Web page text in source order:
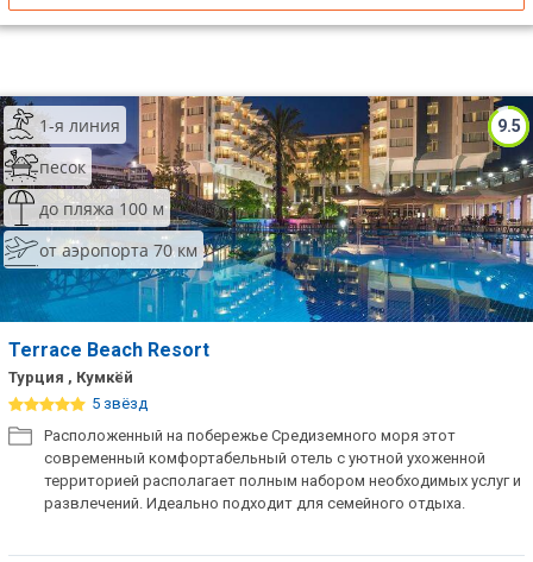
9.5
1-я линия
песок
до пляжа 100 м
от аэропорта 70 км
Terrace Beach Resort
Турция , Кумкёй
5 звёзд
Расположенный на побережье Средиземного моря этот
современный комфортабельный отель с уютной ухоженной
территорией располагает полным набором необходимых услуг и
развлечений. Идеально подходит для семейного отдыха.